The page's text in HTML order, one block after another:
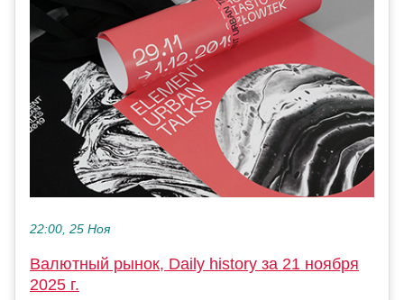
22:00, 25 Ноя
Валютный рынок, Daily history за 21 ноября
2025 г.